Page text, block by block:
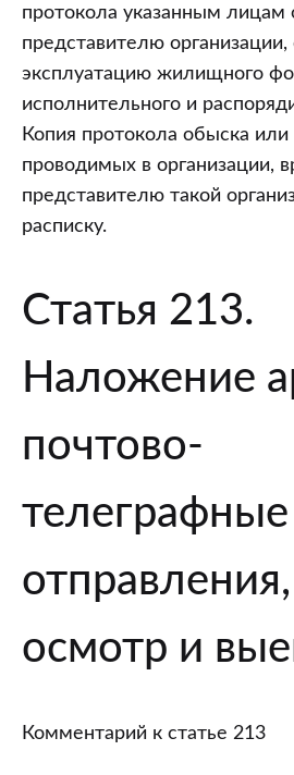
протокола указанным лицам
представителю
эксплуатацию жилищного
исполнительного и
Копия протокола обыска
проводимых в организации,
представителю такой
расписку.
Статья 213.
Наложение
почтово-
осмотр и
Комментарий к статье 213